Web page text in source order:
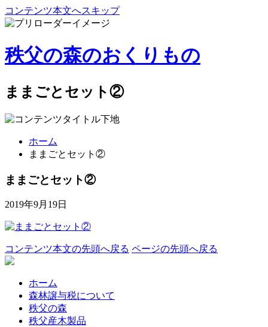
コンテンツ本文へスキップ
秩父の森のおくりもの
ままごとセット②
ホーム
ままごとセット②
ままごとセット②
2019年9月19日
コンテンツ本文の先頭へ戻る ページの先頭へ戻る
ホーム
森林譲与税について
秩父の森
秩父産木製品